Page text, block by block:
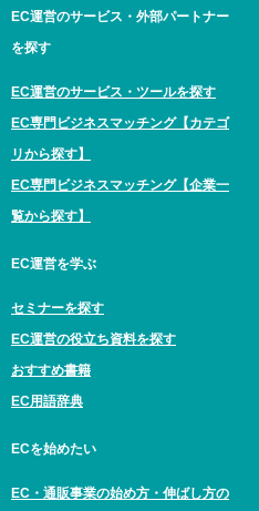
EC運営のサービス・外部パートナー
を探す
EC運営のサービス・ツールを探す
EC専門ビジネスマッチング【カテゴ
リから探す】
EC専門ビジネスマッチング【企業一
覧から探す】
EC運営を学ぶ
セミナーを探す
EC運営の役立ち資料を探す
おすすめ書籍
EC用語辞典
ECを始めたい
EC・通販事業の始め方・伸ばし方の